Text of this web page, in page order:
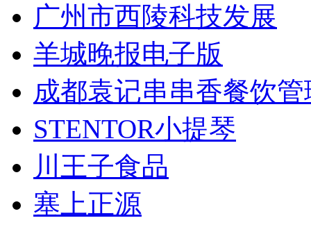
广州市西陵科技发展
羊城晚报电子版
成都袁记串串香餐饮管
STENTOR小提琴
川王子食品
塞上正源